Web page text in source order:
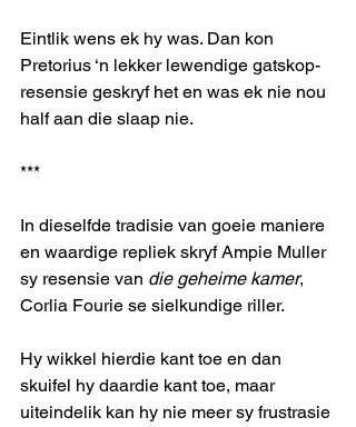
Eintlik wens ek hy was. Dan kon
Pretorius ‘n lekker lewendige gatskop-
resensie geskryf het en was ek nie nou
half aan die slaap nie.
***
In dieselfde tradisie van goeie maniere
en waardige repliek skryf Ampie Muller
sy resensie van die geheime kamer,
Corlia Fourie se sielkundige riller.
Hy wikkel hierdie kant toe en dan
skuifel hy daardie kant toe, maar
uiteindelik kan hy nie meer sy frustrasie